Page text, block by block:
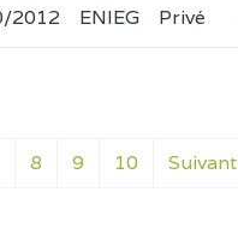
8 9 10 Suivant
2012 ENIEG Privé